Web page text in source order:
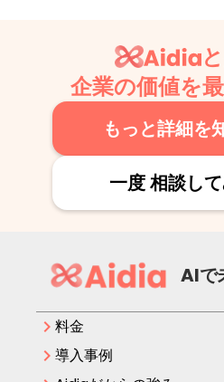
企業の価値を
もっと詳細を
一度 相談し
AIで
keyboard_arrow_right料金
keyboard_arrow_right導入事例